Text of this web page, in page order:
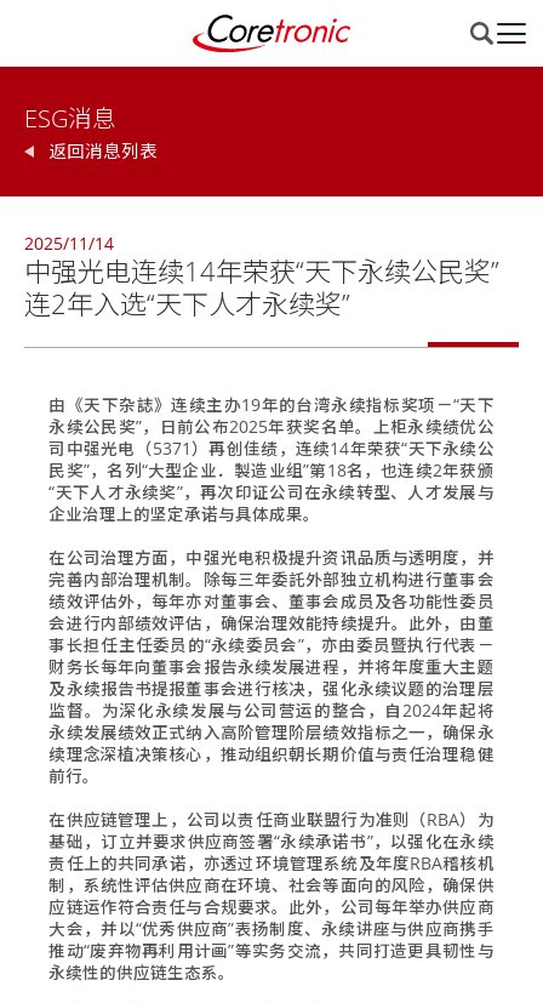
ESG消息
返回消息列表
2025/11/14
中强光电连续14年荣获“天下永续公民奖”
连2年入选“天下人才永续奖”
由《天下杂誌》连续主办19年的台湾永续指标奖项－“天下
永续公民奖”，日前公布2025年获奖名单。上柜永续绩优公
司中强光电（5371）再创佳绩，连续14年荣获“天下永续公
民奖”，名列“大型企业．製造业组”第18名，也连续2年获颁
“天下人才永续奖”，再次印证公司在永续转型、人才发展与
企业治理上的坚定承诺与具体成果。
在公司治理方面，中强光电积极提升资讯品质与透明度，并
完善内部治理机制。除每三年委託外部独立机构进行董事会
绩效评估外，每年亦对董事会、董事会成员及各功能性委员
会进行内部绩效评估，确保治理效能持续提升。此外，由董
事长担任主任委员的“永续委员会”，亦由委员暨执行代表－
财务长每年向董事会报告永续发展进程，并将年度重大主题
及永续报告书提报董事会进行核决，强化永续议题的治理层
监督。为深化永续发展与公司营运的整合，自2024年起将
永续发展绩效正式纳入高阶管理阶层绩效指标之一，确保永
续理念深植决策核心，推动组织朝长期价值与责任治理稳健
前行。
在供应链管理上，公司以责任商业联盟行为准则（RBA）为
基础，订立并要求供应商签署“永续承诺书”，以强化在永续
责任上的共同承诺，亦透过环境管理系统及年度RBA稽核机
制，系统性评估供应商在环境、社会等面向的风险，确保供
应链运作符合责任与合规要求。此外，公司每年举办供应商
大会，并以“优秀供应商”表扬制度、永续讲座与供应商携手
推动“废弃物再利用计画”等实务交流，共同打造更具韧性与
永续性的供应链生态系。